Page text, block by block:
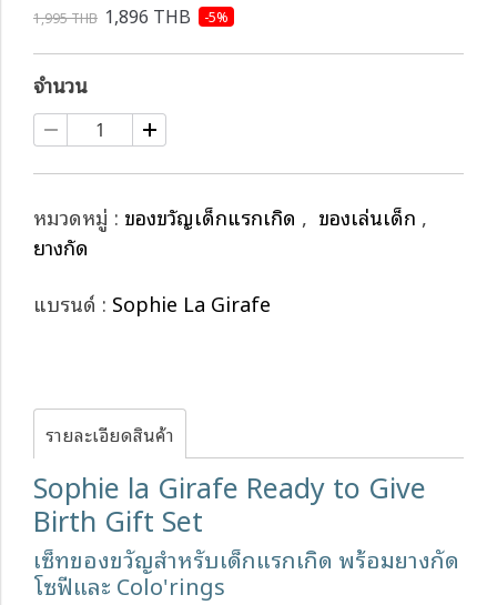
1,995 THB 1,896 THB -5%
จำนวน
หมวดหมู่ : ของขวัญเด็กแรกเกิด , ของเล่นเด็ก ,
ยางกัด
แบรนด์ : Sophie La Girafe
รายละเอียดสินค้า
Sophie la Girafe Ready to Give
Birth Gift Set
เซ็ทของขวัญสำหรับเด็กแรกเกิด พร้อมยางกัด
โซฟีและ Colo'rings